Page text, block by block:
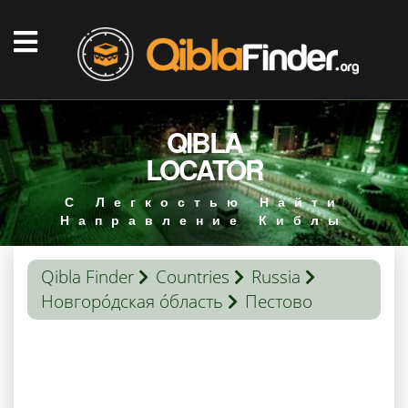
QIBLA
LOCATOR
С Легкостью Найти
Направление Киблы
Qibla Finder Countries
Russia
Новгоро́дская о́бласть
Пестово